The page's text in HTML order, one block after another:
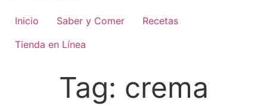
Inicio Saber y Comer
Recetas
Tienda en Línea
Tag: crema